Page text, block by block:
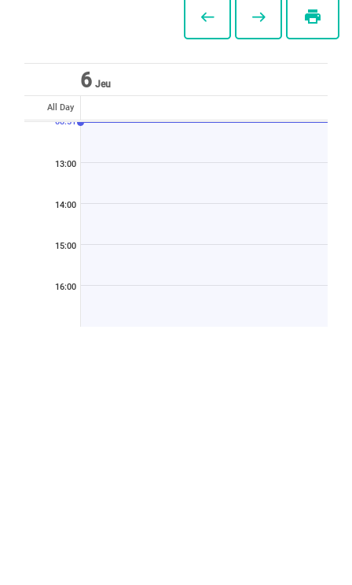
print
6 Jeu
All Day
13:00
14:00
15:00
16:00
08:51